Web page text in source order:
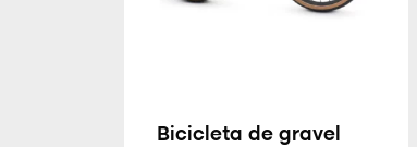
Bicicleta de gravel